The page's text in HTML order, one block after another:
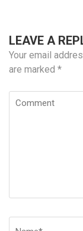
LEAVE A
Your email
are marked *
Comment